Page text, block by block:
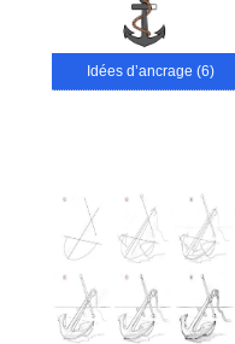
Idées d’ancrage (6)